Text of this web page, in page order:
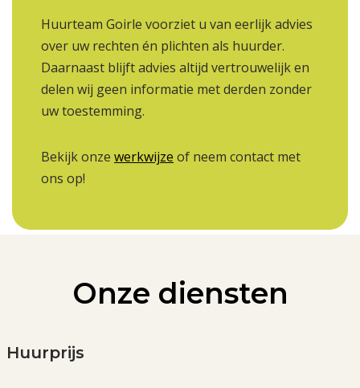
Huurteam Goirle voorziet u van eerlijk advies
over uw rechten én plichten als huurder.
Daarnaast blijft advies altijd vertrouwelijk en
delen wij geen informatie met derden zonder
uw toestemming.
Bekijk onze werkwijze of neem contact met
ons op!
Onze diensten
Huurprijs